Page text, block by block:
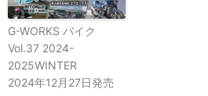
G-WORKS バイク
Vol.37 2024-
2025WINTER
2024年12月27日発売